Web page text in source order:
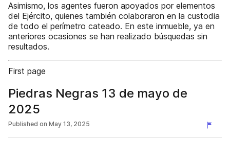
Asimismo, los agentes fueron apoyados por elementos
del Ejército, quienes también colaboraron en la custodia
de todo el perímetro cateado. En este inmueble, ya en
anteriores ocasiones se han realizado búsquedas sin
resultados.
First page
Piedras Negras 13 de mayo de
2025
Published on May 13, 2025